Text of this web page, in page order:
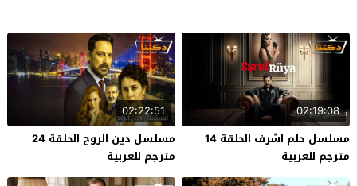
02:19:08
مسلسل حلم اشرف الحلقة 14
مترجم للعربية
02:22:51
مسلسل دين الروح الحلقة 24
مترجم للعربية